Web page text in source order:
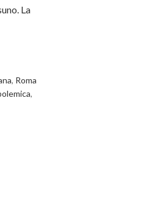
La
, Roma
,